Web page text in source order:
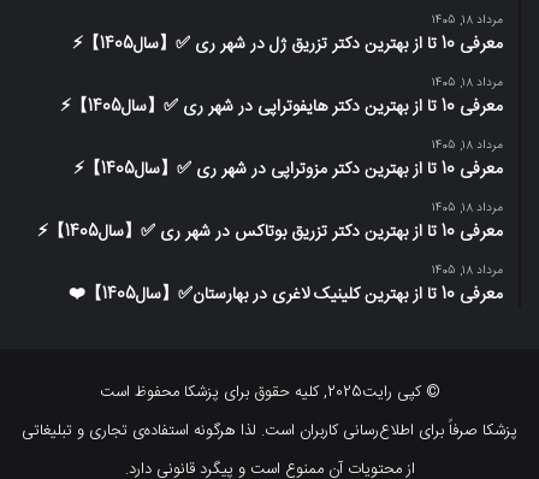
مرداد 18, 1405
معرفی 10 تا از بهترین دکتر تزریق ژل در شهر ری ✅【سال1405】⚡️
مرداد 18, 1405
معرفی 10 تا از بهترین دکتر هایفوتراپی در شهر ری ✅【سال1405】⚡️
مرداد 18, 1405
معرفی 10 تا از بهترین دکتر مزوتراپی در شهر ری ✅【سال1405】⚡️
مرداد 18, 1405
معرفی 10 تا از بهترین دکتر تزریق بوتاکس در شهر ری ✅【سال1405】⚡️
مرداد 18, 1405
معرفی 10 تا از بهترین کلینیک لاغری در بهارستان✅【سال1405】❤️
© کپی رایت2025, کلیه حقوق برای پزشکا محفوظ است
پزشکا صرفاً برای اطلاع‌رسانی کاربران است. لذا هرگونه استفاده‌ی تجاری و تبلیغاتی
از محتویات آن ممنوع است و پیگرد قانونی دارد.